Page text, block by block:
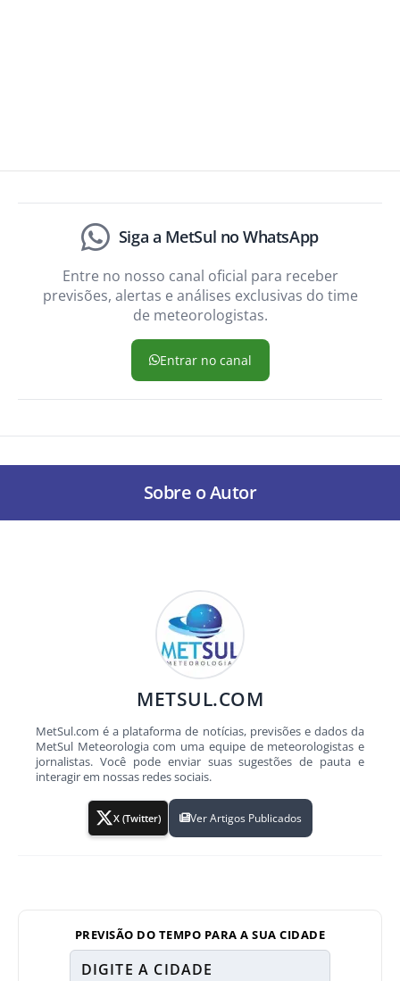
Siga a MetSul no WhatsApp
Entre no nosso canal oficial para receber
previsões, alertas e análises exclusivas do time
de meteorologistas.
Entrar no canal
Sobre o Autor
METSUL.COM
MetSul.com é a plataforma de notícias, previsões e dados da
MetSul Meteorologia com uma equipe de meteorologistas e
jornalistas. Você pode enviar suas sugestões de pauta e
interagir em nossas redes sociais.
X (Twitter) Ver Artigos Publicados
PREVISÃO DO TEMPO PARA A SUA CIDADE